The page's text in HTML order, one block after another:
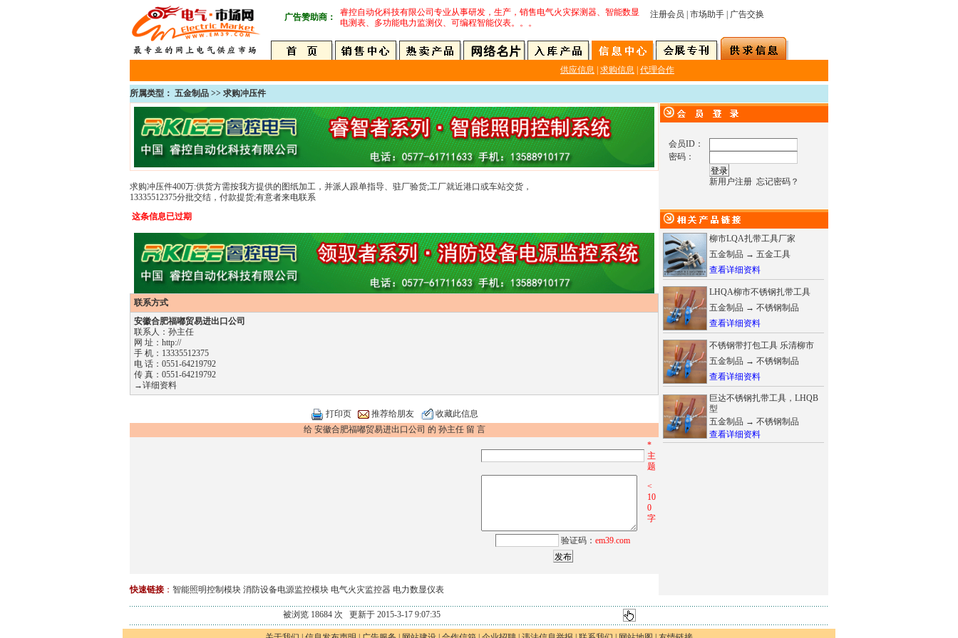
广告赞助商：
睿控自动化科技有限公司专业从事研发，生产，销售电气火灾探测器、智能数显
电测表、多功能电力监测仪、可编程智能仪表。。。
注册会员 市场助手 广告交换
供应信息 求购信息 代理合作
所属类型： 五金制品 >> 求购冲压件
求购冲压件400万:供货方需按我方提供的图纸加工，并派人跟单指导、驻厂验货;工厂就近港口或车站交货，
13335512375分批交结，付款提货;有意者来电联系
这条信息已过期
联系方式
安徽合肥福嘟贸易进出口公司
联系人：孙主任
网 址： http://
手 机：13335512375
电 话：0551-64219792
传 真：0551-64219792
→详细资料
打印页 推荐给朋友
收藏此信息
给 安徽合肥福嘟贸易进出口公司 的 孙主任 留 言
*
主
题
<
10
0
字
验证码： em39.com
快速链接： 智能照明控制模块 消防设备电源监控模块 电气火灾监控器 电力数显仪表
会员ID：
密码：
新用户注册 忘记密码 ？
柳市LQA扎带工具厂家
五金制品 → 五金工具
查看详细资料
LHQA柳市不锈钢扎带工具
五金制品 → 不锈钢制品
查看详细资料
不锈钢带打包工具 乐清柳市
五金制品 → 不锈钢制品
查看详细资料
巨达不锈钢扎带工具，LHQB
型
五金制品 → 不锈钢制品
查看详细资料
被浏览 18684 次 更新于 2015-3-17 9:07:35